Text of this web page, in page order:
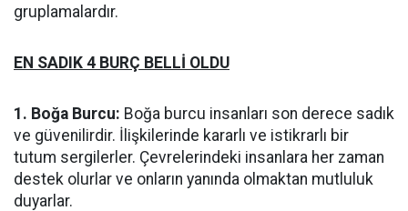
gruplamalardır.
EN SADIK 4 BURÇ BELLİ OLDU
1. Boğa Burcu: Boğa burcu insanları son derece sadık
ve güvenilirdir. İlişkilerinde kararlı ve istikrarlı bir
tutum sergilerler. Çevrelerindeki insanlara her zaman
destek olurlar ve onların yanında olmaktan mutluluk
duyarlar.